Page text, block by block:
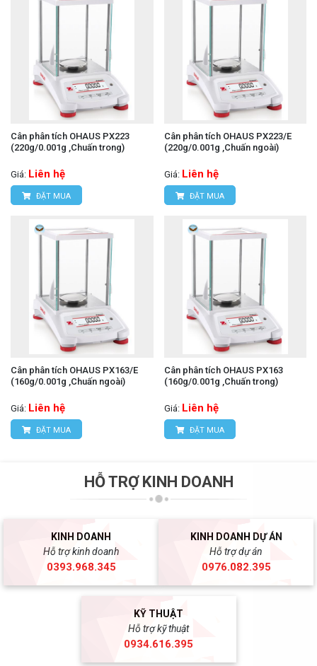
Cân phân tích OHAUS PX223
(220g/0.001g ,Chuấn trong)
Giá: Liên hệ
ĐẶT MUA
Cân phân tích OHAUS PX223/E
(220g/0.001g ,Chuấn ngoài)
Giá: Liên hệ
ĐẶT MUA
Cân phân tích OHAUS PX163/E
(160g/0.001g ,Chuấn ngoài)
Giá: Liên hệ
ĐẶT MUA
Cân phân tích OHAUS PX163
(160g/0.001g ,Chuấn trong)
Giá: Liên hệ
ĐẶT MUA
HỖ TRỢ KINH DOANH
KINH DOANH
Hỗ trợ kinh doanh
0393.968.345
KINH DOANH DỰ ÁN
Hỗ trợ dự án
0976.082.395
KỸ THUẬT
Hỗ trợ kỹ thuật
0934.616.395